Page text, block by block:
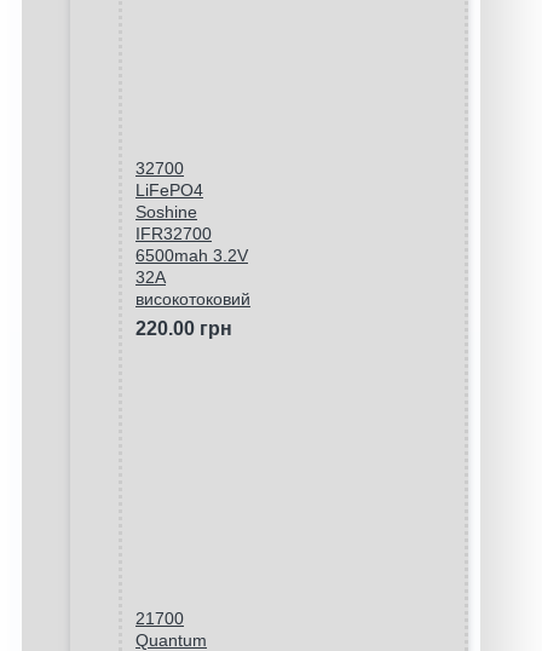
32700
LiFePO4
Soshine
IFR32700
6500mah 3.2V
32A
високотоковий
220.00 грн
21700
Quantum